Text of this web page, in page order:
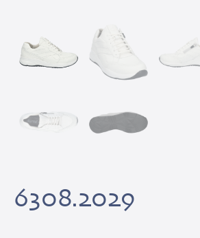
6308.2029